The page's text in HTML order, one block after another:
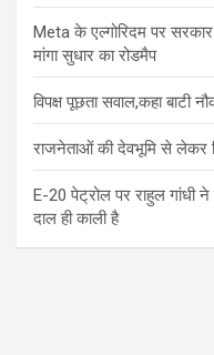
Meta के एल्गोरिदम पर
मांगा सुधार का रोडमैप
विपक्ष पूछता सवाल,कहा बाटी
राजनेताओं की देवभूमि से लेकर
E-20 पेट्रोल पर राहुल गांधी
दाल ही काली है